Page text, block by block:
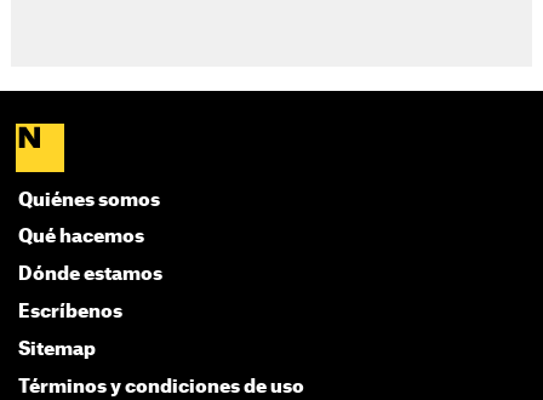
Quiénes somos
Qué hacemos
Dónde estamos
Escríbenos
Sitemap
Términos y condiciones de uso